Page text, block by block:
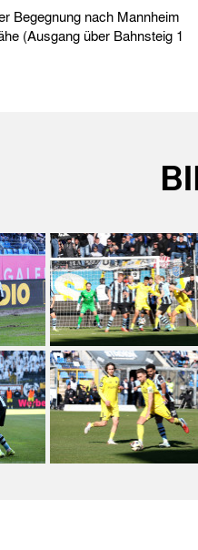
Begegnung nach Mannheim
(Ausgang über Bahnsteig 1